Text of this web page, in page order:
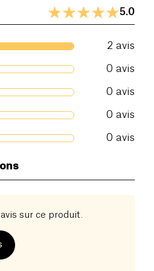
5.0
2 avis
0 avis
0 avis
0 avis
0 avis
sur ce produit.